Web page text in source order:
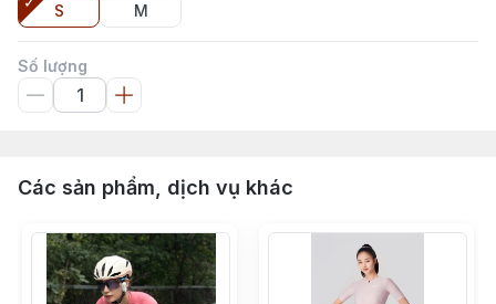
S
M
Số lượng
Các sản phẩm, dịch vụ khác